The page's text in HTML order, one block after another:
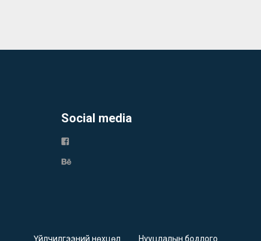
Social media
Үйлчилгээний нөхцөл Нууцлалын бодлого